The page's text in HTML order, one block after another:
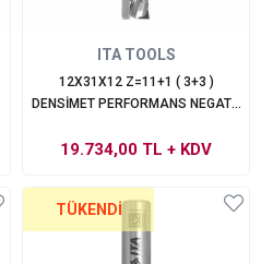
ITA TOOLS
12X31X12 Z=11+1 ( 3+3 )
DENSİMET PERFORMANS NEGATİF
19.734,00 TL + KDV
TÜKENDI